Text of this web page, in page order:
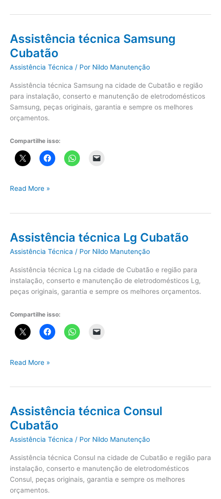
Grande
Assistência técnica Samsung
Cubatão
Assistência Técnica / Por Nildo Manutenção
Assistência técnica Samsung na cidade de Cubatão e região
para instalação, conserto e manutenção de eletrodomésticos
Samsung, peças originais, garantia e sempre os melhores
orçamentos.
Compartilhe isso:
Assistência
Read More »
Assistência técnica Lg Cubatão
Assistência Técnica / Por Nildo Manutenção
Assistência técnica Lg na cidade de Cubatão e região para
instalação, conserto e manutenção de eletrodomésticos Lg,
peças originais, garantia e sempre os melhores orçamentos.
Compartilhe isso:
Assistência
Read More »
Assistência técnica Consul
Cubatão
Assistência Técnica / Por Nildo Manutenção
Assistência técnica Consul na cidade de Cubatão e região para
instalação, conserto e manutenção de eletrodomésticos
Consul, peças originais, garantia e sempre os melhores
orçamentos.